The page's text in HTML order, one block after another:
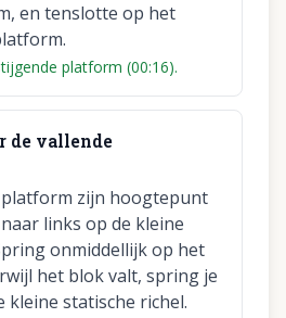
en tenslotte op het
platform (00:16).
de vallende
zijn hoogtepunt
links op de kleine
onmiddellijk op het
het blok valt, spring je
kleine statische richel.